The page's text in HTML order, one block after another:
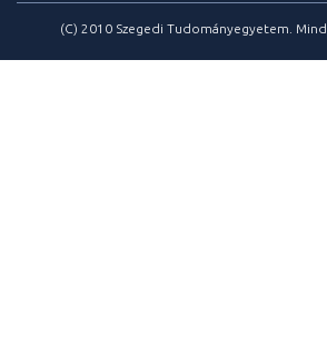
(C) 2010 Szegedi Tudományegyetem.